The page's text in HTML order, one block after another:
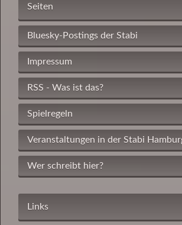
Seiten
Bluesky-Postings der Stabi
Impressum
RSS - Was ist das?
Spielregeln
Veranstaltungen in der Stabi
Wer schreibt hier?
Links